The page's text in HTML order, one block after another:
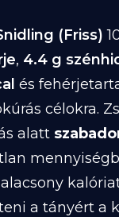
(Friss)
, 4.4 g
és
célokra.
alatt
a tányért a